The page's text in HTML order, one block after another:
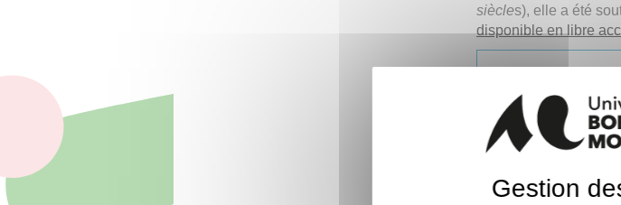
siècles), elle a été
disponible en libre
Gestion